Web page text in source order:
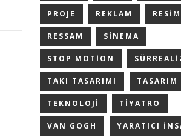
PROJE REKLAM RESIM
RESSAM SINEMA
STOP MOTION
TAKI TASARIMI TASARIM
TEKNOLOJI TIYATRO
VAN GOGH YARATICI